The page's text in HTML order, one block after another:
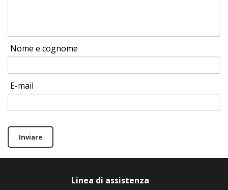
Nome e cognome
E-mail
Inviare
Linea di assistenza